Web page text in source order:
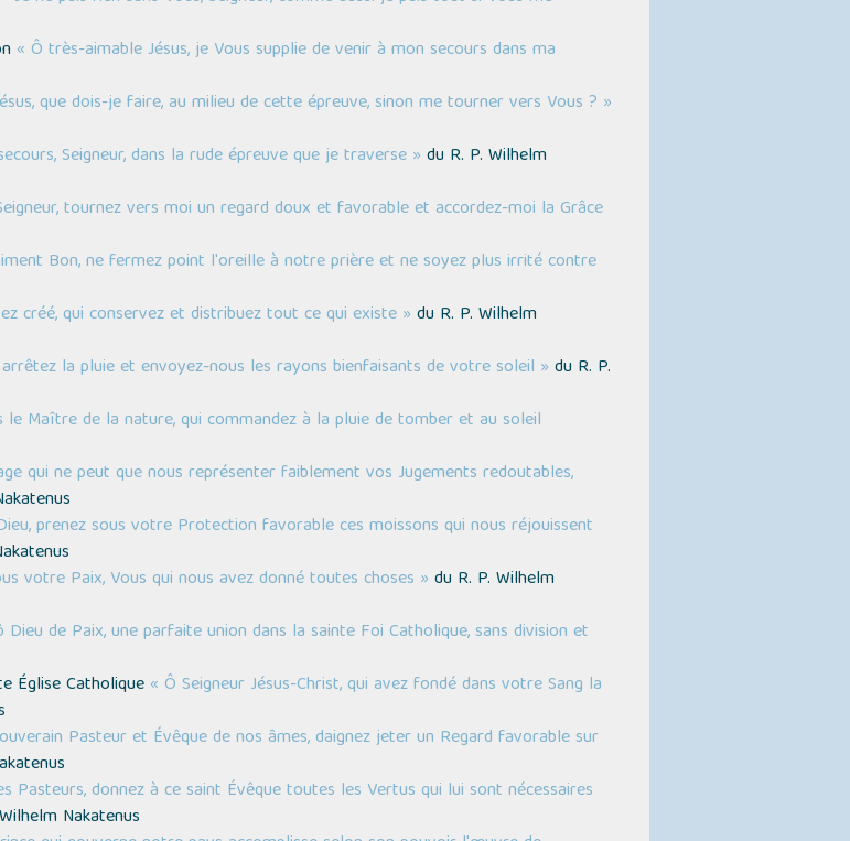
« Ô très-aimable Jésus, je Vous supplie de venir à mon secours dans ma
que dois-je faire, au milieu de cette épreuve, sinon me tourner vers Vous ? »
Seigneur, dans la rude épreuve que je traverse » du R. P. Wilhelm
tournez vers moi un regard doux et favorable et accordez-moi la Grâce
Bon, ne fermez point l'oreille à notre prière et ne soyez plus irrité contre
créé, qui conservez et distribuez tout ce qui existe » du R. P. Wilhelm
la pluie et envoyez-nous les rayons bienfaisants de votre soleil » du R. P.
le Maître de la nature, qui commandez à la pluie de tomber et au soleil
qui ne peut que nous représenter faiblement vos Jugements redoutables,
prenez sous votre Protection favorable ces moissons qui nous réjouissent
votre Paix, Vous qui nous avez donné toutes choses » du R. P. Wilhelm
Dieu de Paix, une parfaite union dans la sainte Foi Catholique, sans division et
Église Catholique « Ô Seigneur Jésus-Christ, qui avez fondé dans votre Sang la
Pasteur et Évêque de nos âmes, daignez jeter un Regard favorable sur
Pasteurs, donnez à ce saint Évêque toutes les Vertus qui lui sont nécessaires
Nakatenus